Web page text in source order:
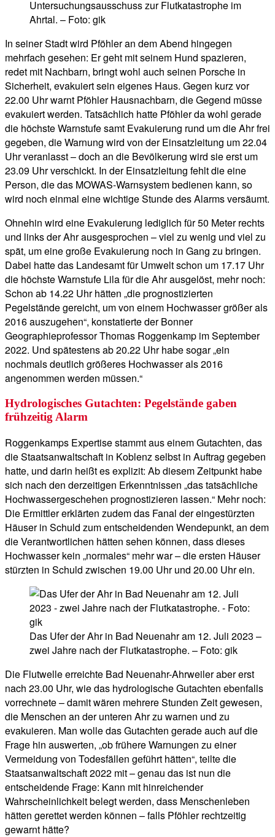
Untersuchungsausschuss zur Flutkatastrophe im
Ahrtal. – Foto: gik
In seiner Stadt wird Pföhler an dem Abend hingegen
mehrfach gesehen: Er geht mit seinem Hund spazieren,
redet mit Nachbarn, bringt wohl auch seinen Porsche in
Sicherheit, evakuiert sein eigenes Haus. Gegen kurz vor
22.00 Uhr warnt Pföhler Hausnachbarn, die Gegend müsse
evakuiert werden. Tatsächlich hatte Pföhler da wohl gerade
die höchste Warnstufe samt Evakuierung rund um die Ahr frei
gegeben, die Warnung wird von der Einsatzleitung um 22.04
Uhr veranlasst – doch an die Bevölkerung wird sie erst um
23.09 Uhr verschickt. In der Einsatzleitung fehlt die eine
Person, die das MOWAS-Warnsystem bedienen kann, so
wird noch einmal eine wichtige Stunde des Alarms versäumt.
Ohnehin wird eine Evakuierung lediglich für 50 Meter rechts
und links der Ahr ausgesprochen – viel zu wenig und viel zu
spät, um eine große Evakuierung noch in Gang zu bringen.
Dabei hatte das Landesamt für Umwelt schon um 17.17 Uhr
die höchste Warnstufe Lila für die Ahr ausgelöst, mehr noch:
Schon ab 14.22 Uhr hätten „die prognostizierten
Pegelstände gereicht, um von einem Hochwasser größer als
2016 auszugehen“, konstatierte der Bonner
Geographieprofessor Thomas Roggenkamp im September
2022. Und spätestens ab 20.22 Uhr habe sogar „ein
nochmals deutlich größeres Hochwasser als 2016
angenommen werden müssen.“
Hydrologisches Gutachten: Pegelstände gaben
frühzeitig Alarm
Roggenkamps Expertise stammt aus einem Gutachten, das
die Staatsanwaltschaft in Koblenz selbst in Auftrag gegeben
hatte, und darin heißt es explizit: Ab diesem Zeitpunkt habe
sich nach den derzeitigen Erkenntnissen „das tatsächliche
Hochwassergeschehen prognostizieren lassen.“ Mehr noch:
Die Ermittler erklärten zudem das Fanal der eingestürzten
Häuser in Schuld zum entscheidenden Wendepunkt, an dem
die Verantwortlichen hätten sehen können, dass dieses
Hochwasser kein „normales“ mehr war – die ersten Häuser
stürzten in Schuld zwischen 19.00 Uhr und 20.00 Uhr ein.
Das Ufer der Ahr in Bad Neuenahr am 12. Juli 2023 –
zwei Jahre nach der Flutkatastrophe. – Foto: gik
Die Flutwelle erreichte Bad Neuenahr-Ahrweiler aber erst
nach 23.00 Uhr, wie das hydrologische Gutachten ebenfalls
vorrechnete – damit wären mehrere Stunden Zeit gewesen,
die Menschen an der unteren Ahr zu warnen und zu
evakuieren. Man wolle das Gutachten gerade auch auf die
Frage hin auswerten, „ob frühere Warnungen zu einer
Vermeidung von Todesfällen geführt hätten“, teilte die
Staatsanwaltschaft 2022 mit – genau das ist nun die
entscheidende Frage: Kann mit hinreichender
Wahrscheinlichkeit belegt werden, dass Menschenleben
hätten gerettet werden können – falls Pföhler rechtzeitig
gewarnt hätte?